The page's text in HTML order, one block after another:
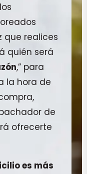
que realices
quién será
,” para
la hora de
de
ofrecerte
es más